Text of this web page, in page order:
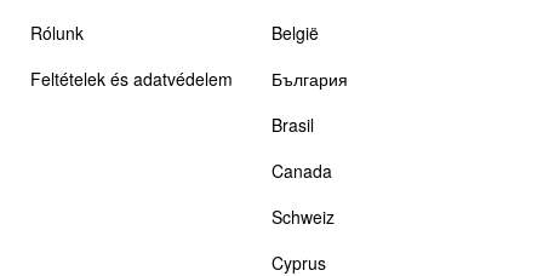
Rólunk
Feltételek és adatvédelem
België
България
Brasil
Canada
Schweiz
Cyprus